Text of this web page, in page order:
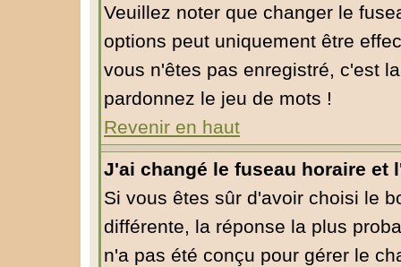
Veuillez noter que changer le
options peut uniquement être
vous n'êtes pas enregistré, c'est
pardonnez le jeu de mots !
Revenir en haut
J'ai changé le fuseau horaire
Si vous êtes sûr d'avoir choisi le
différente, la réponse la plus
n'a pas été conçu pour gérer le